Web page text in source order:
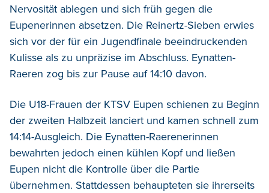
Nervosität ablegen und sich früh gegen die
Eupenerinnen absetzen. Die Reinertz-Sieben erwies
sich vor der für ein Jugendfinale beeindruckenden
Kulisse als zu unpräzise im Abschluss. Eynatten-
Raeren zog bis zur Pause auf 14:10 davon.
Die U18-Frauen der KTSV Eupen schienen zu Beginn
der zweiten Halbzeit lanciert und kamen schnell zum
14:14-Ausgleich. Die Eynatten-Raerenerinnen
bewahrten jedoch einen kühlen Kopf und ließen
Eupen nicht die Kontrolle über die Partie
übernehmen. Stattdessen behaupteten sie ihrerseits